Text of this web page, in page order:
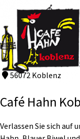
56072 Koblenz
Café Hahn
Verlassen Sie sich auf